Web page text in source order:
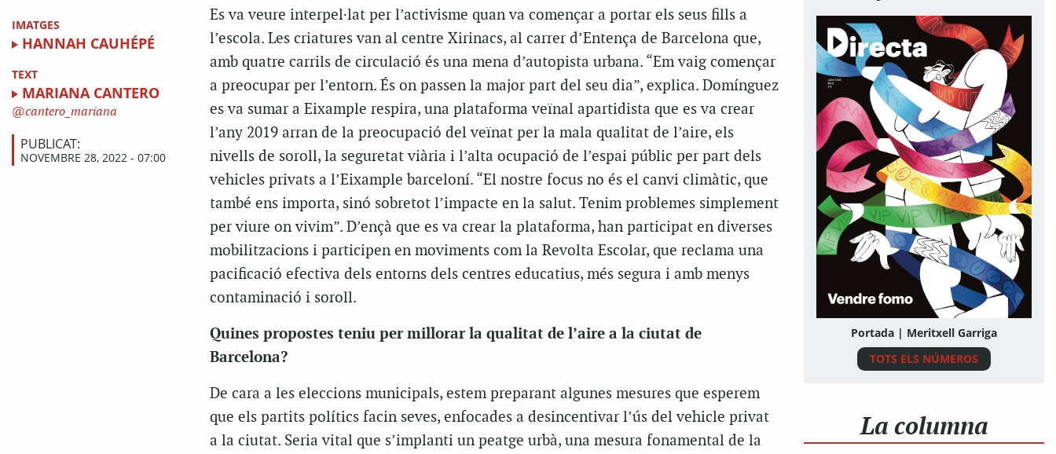
IMATGES
HANNAH CAUHÉPÉ
TEXT
MARIANA CANTERO
cantero_mariana
PUBLICAT:
NOVEMBRE 28, 2022 - 07:00
Es va veure interpel·lat per l’activisme quan va començar a portar els seus fills a
l’escola. Les criatures van al centre Xirinacs, al carrer d’Entença de Barcelona que,
amb quatre carrils de circulació és una mena d’autopista urbana. “Em vaig començar
a preocupar per l’entorn. És on passen la major part del seu dia”, explica. Domínguez
es va sumar a Eixample respira, una plataforma veïnal apartidista que es va crear
l’any 2019 arran de la preocupació del veïnat per la mala qualitat de l’aire, els
nivells de soroll, la seguretat viària i l’alta ocupació de l’espai públic per part dels
vehicles privats a l’Eixample barceloní. “El nostre focus no és el canvi climàtic, que
també ens importa, sinó sobretot l’impacte en la salut. Tenim problemes simplement
per viure on vivim”. D’ençà que es va crear la plataforma, han participat en diverses
mobilitzacions i participen en moviments com la Revolta Escolar, que reclama una
pacificació efectiva dels entorns dels centres educatius, més segura i amb menys
contaminació i soroll.
Quines propostes teniu per millorar la qualitat de l’aire a la ciutat de
Barcelona?
De cara a les eleccions municipals, estem preparant algunes mesures que esperem
que els partits polítics facin seves, enfocades a desincentivar l’ús del vehicle privat
a la ciutat. Seria vital que s’implanti un peatge urbà, una mesura fonamental de la
Portada | Meritxell Garriga
TOTS ELS NÚMEROS
La columna